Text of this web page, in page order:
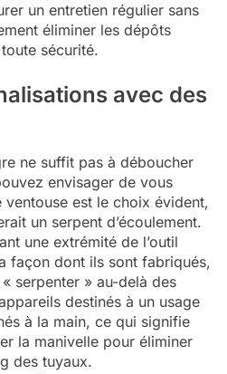
un entretien régulier sans
éliminer les dépôts
sécurité.
avec des
ne suffit pas à déboucher
envisager de vous
est le choix évident,
un serpent d’écoulement.
une extrémité de l’outil
façon dont ils sont fabriqués,
serpenter » au-delà des
destinés à un usage
à la main, ce qui signifie
la manivelle pour éliminer
des tuyaux.